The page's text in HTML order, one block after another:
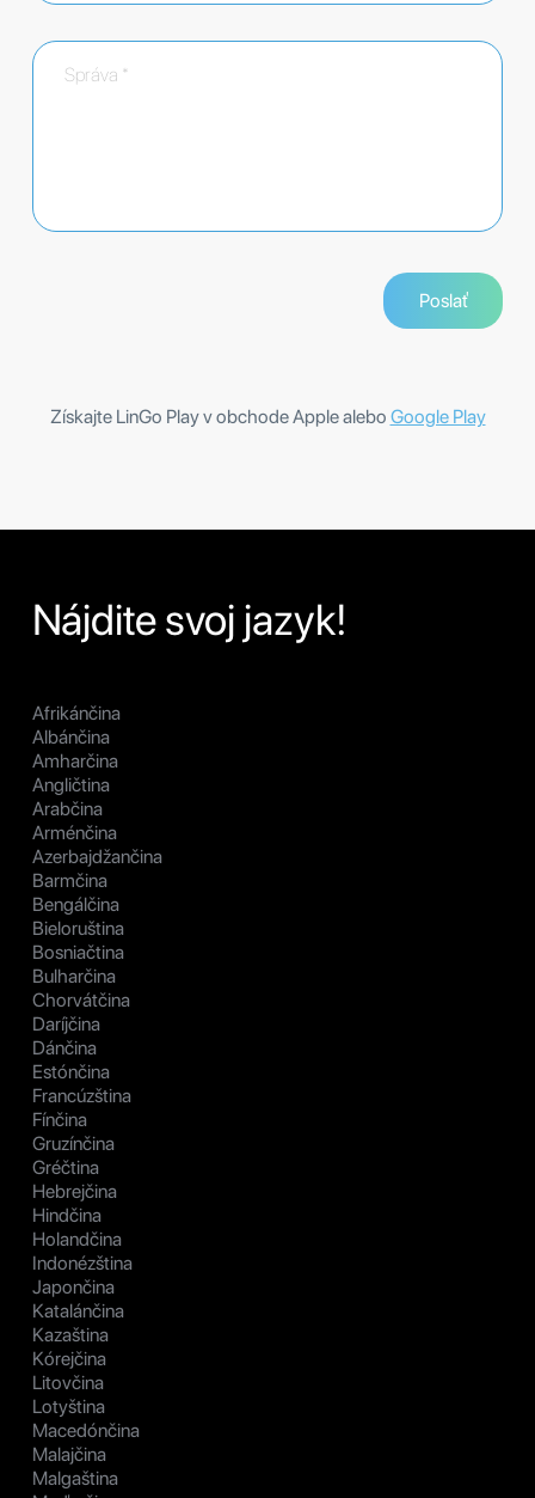
Získajte LinGo Play v obchode Apple alebo Google Play
Nájdite svoj jazyk!
Afrikánčina
Albánčina
Amharčina
Angličtina
Arabčina
Arménčina
Azerbajdžančina
Barmčina
Bengálčina
Bieloruština
Bosniačtina
Bulharčina
Chorvátčina
Daríjčina
Dánčina
Estónčina
Francúzština
Fínčina
Gruzínčina
Gréčtina
Hebrejčina
Hindčina
Holandčina
Indonézština
Japončina
Katalánčina
Kazaština
Kórejčina
Litovčina
Lotyština
Macedónčina
Malajčina
Malgaština